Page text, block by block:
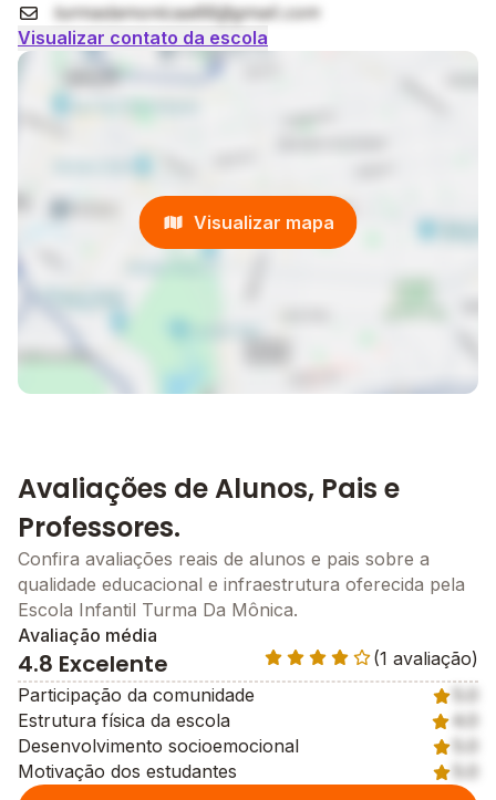
turmadamonicaa66@gmail.com
Visualizar contato da escola
Visualizar mapa
Avaliações de Alunos, Pais e
Professores.
Confira avaliações reais de alunos e pais sobre a
qualidade educacional e infraestrutura oferecida pela
Escola Infantil Turma Da Mônica.
Avaliação média
4.8 Excelente
(1 avaliação)
Participação da comunidade
Estrutura física da escola
4.0
Desenvolvimento socioemocional
Motivação dos estudantes